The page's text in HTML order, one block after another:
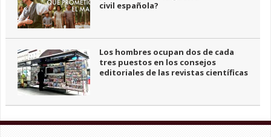
civil española?
Los hombres ocupan dos de cada
tres puestos en los consejos
editoriales de las revistas científicas